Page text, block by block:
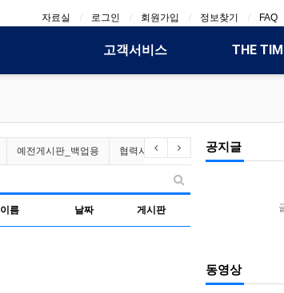
자료실 로그인 회원가입 정보찾기 FAQ
고객서비스 THE
예전게시판_백업용 협력사 전용 프로모션
이전 그룹다음 그룹
새글 검색
이름 날짜 게시판
공지글
동영상